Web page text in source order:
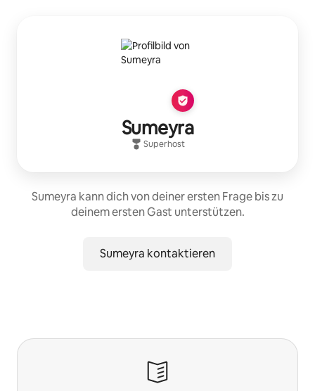
Sumeyra
Superhost
Sumeyra kann dich von deiner ersten Frage bis zu
deinem ersten Gast unterstützen.
Sumeyra kontaktieren